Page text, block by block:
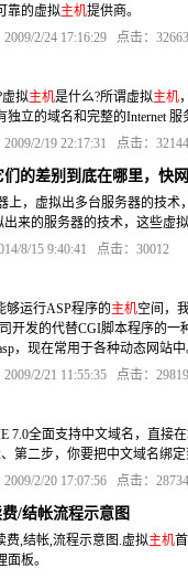
靠的虚拟主机提供商。
2/24 17:16:29 点击：32663
虚拟主机是什么?所谓虚拟主机
独立的域名和完整的Internet 服
2/19 22:17:31 点击：32144
的差别到底在哪里，快网
，虚拟出多台服务器的技术
来的服务器的技术，这些虚
8/15 9:40:41 点击：30012
够运行ASP程序的主机空间，
开发的代替CGI脚本程序的
，现在常用于各种动态网站中
2/21 11:55:35 点击：29819
全面支持中文域名，直接
第二步，你要把中文域名绑
2/20 17:07:56 点击：28734
/结帐流程示意图
,结帐,流程示意图.虚拟主机
板。